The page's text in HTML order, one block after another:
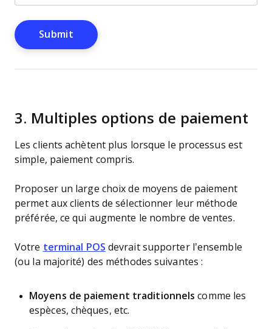
3. Multiples options de paiement
Les clients achètent plus lorsque le processus est
simple, paiement compris.
Proposer un large choix de moyens de paiement
permet aux clients de sélectionner leur méthode
préférée, ce qui augmente le nombre de ventes.
Votre terminal POS devrait supporter l’ensemble
(ou la majorité) des méthodes suivantes :
Moyens de paiement traditionnels comme les
espèces, chèques, etc.